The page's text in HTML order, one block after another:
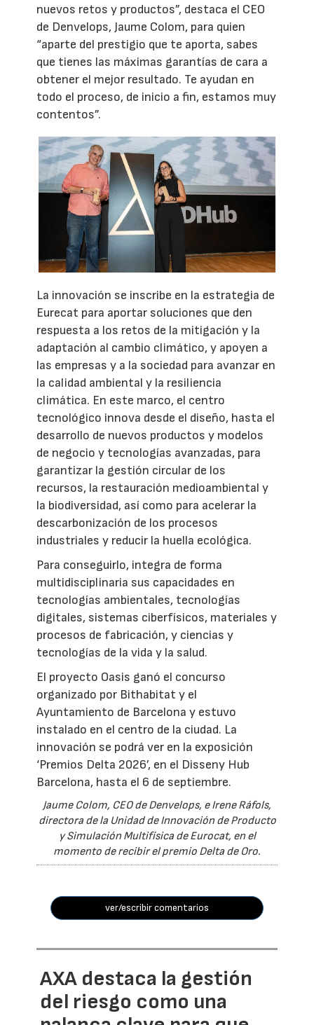
nuevos retos y productos”, destaca el CEO
de Denvelops, Jaume Colom, para quien
“aparte del prestigio que te aporta, sabes
que tienes las máximas garantías de cara a
obtener el mejor resultado. Te ayudan en
todo el proceso, de inicio a fin, estamos muy
contentos”.
La innovación se inscribe en la estrategia de
Eurecat para aportar soluciones que den
respuesta a los retos de la mitigación y la
adaptación al cambio climático, y apoyen a
las empresas y a la sociedad para avanzar en
la calidad ambiental y la resiliencia
climática. En este marco, el centro
tecnológico innova desde el diseño, hasta el
desarrollo de nuevos productos y modelos
de negocio y tecnologías avanzadas, para
garantizar la gestión circular de los
recursos, la restauración medioambiental y
la biodiversidad, así como para acelerar la
descarbonización de los procesos
industriales y reducir la huella ecológica.
Para conseguirlo, integra de forma
multidisciplinaria sus capacidades en
tecnologías ambientales, tecnologías
digitales, sistemas ciberfísicos, materiales y
procesos de fabricación, y ciencias y
tecnologías de la vida y la salud.
El proyecto Oasis ganó el concurso
organizado por Bithabitat y el
Ayuntamiento de Barcelona y estuvo
instalado en el centro de la ciudad. La
innovación se podrá ver en la exposición
‘Premios Delta 2026’, en el Disseny Hub
Barcelona, hasta el 6 de septiembre.
Jaume Colom, CEO de Denvelops, e Irene Ráfols,
directora de la Unidad de Innovación de Producto
y Simulación Multifísica de Eurocat, en el
momento de recibir el premio Delta de Oro.
ver/escribir comentarios
AXA destaca la gestión
del riesgo como una